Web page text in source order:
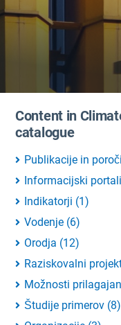
Content in
catalogue
Publikacije in
Informacijski portali
Indikatorji (1)
Vodenje (6)
Orodja (12)
Raziskovalni
Možnosti
Študije primerov (8)